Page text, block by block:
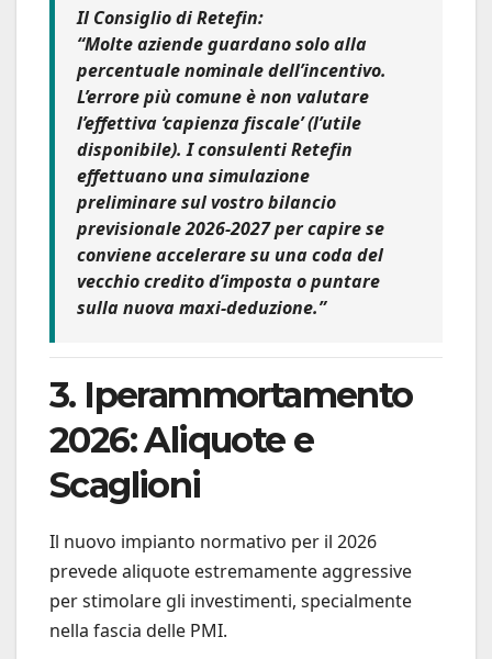
Il Consiglio di Retefin:
“Molte aziende guardano solo alla
percentuale nominale dell’incentivo.
L’errore più comune è non valutare
l’effettiva ‘capienza fiscale’ (l’utile
disponibile). I consulenti Retefin
effettuano una simulazione
preliminare sul vostro bilancio
previsionale 2026-2027 per capire se
conviene accelerare su una coda del
vecchio credito d’imposta o puntare
sulla nuova maxi-deduzione.”
3. Iperammortamento
2026: Aliquote e
Scaglioni
Il nuovo impianto normativo per il 2026
prevede aliquote estremamente aggressive
per stimolare gli investimenti, specialmente
nella fascia delle PMI.